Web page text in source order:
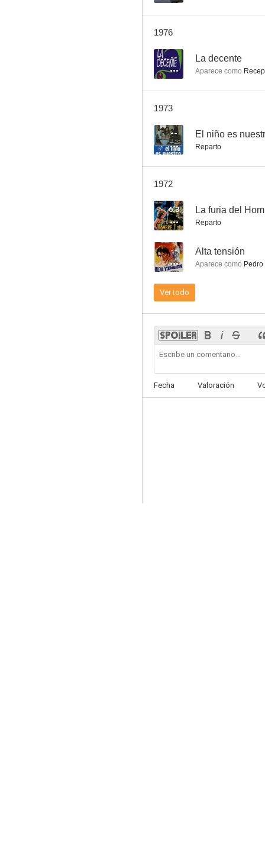
6.0
3.0
1976
-- La decente
Aparece como
1973
-- El niño es
Reparto
1972
6.3 La furia del
Reparto
-- Alta tensión
Aparece como
Ver todo
Fecha Valoración